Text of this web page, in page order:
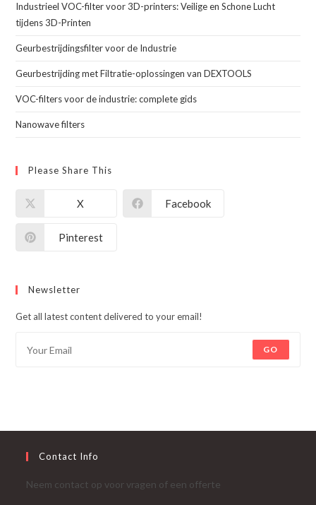
Industrieel VOC-filter voor 3D-printers: Veilige en Schone Lucht
tijdens 3D-Printen
Geurbestrijdingsfilter voor de Industrie
Geurbestrijding met Filtratie-oplossingen van DEXTOOLS
VOC-filters voor de industrie: complete gids
Nanowave filters
Please Share This
X Facebook
Pinterest
Newsletter
Get all latest content delivered to your email!
GO
Contact Info
Neem contact op voor vragen of een offerte